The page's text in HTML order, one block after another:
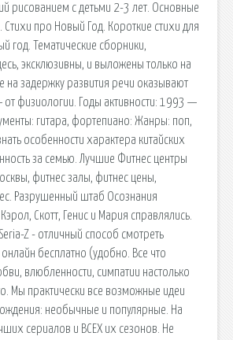
рисованием с детьми 2-3 лет. Основные
про Новый Год. Короткие стихи для
год. Тематические сборники,
эксклюзивны, и выложены только на
на задержку развития речи оказывают
физиологии. Годы активности: 1993 —
гитара, фортепиано: Жанры: поп,
особенности характера китайских
за семью. Лучшие Фитнес центры
фитнес залы, фитнес цены,
Разрушенный штаб Осознания
Скотт, Генис и Мария справлялись.
Z - отличный способ смотреть
бесплатно (удобно. Все что
влюбленности, симпатии настолько
Мы практически все возможные идеи
необычные и популярные. На
сериалов и ВСЕХ их сезонов. Не